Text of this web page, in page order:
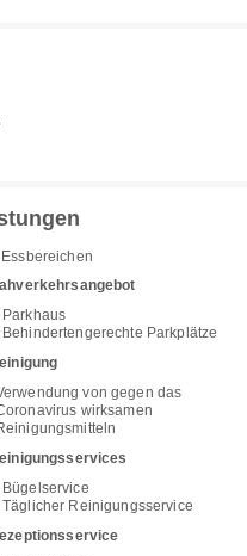
Essbereichen
Parkhaus
Behindertengerechte Parkplätze
von gegen das
wirksamen
Bügelservice
Täglicher Reinigungsservice